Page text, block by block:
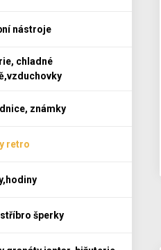
nástroje
chladné
známky
retro
šperky